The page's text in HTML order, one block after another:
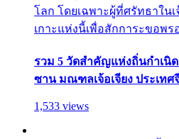
โลก โดยเฉพาะผู้ที่ศรัทธาใน
เกาะแห่งนี้เพื่อสักการะขอพร
รวม 5 วัดสำคัญแห่งถิ่นกำเนิ
ซาน มณฑลเจ้อเจียง ประเทศ
1,533 views